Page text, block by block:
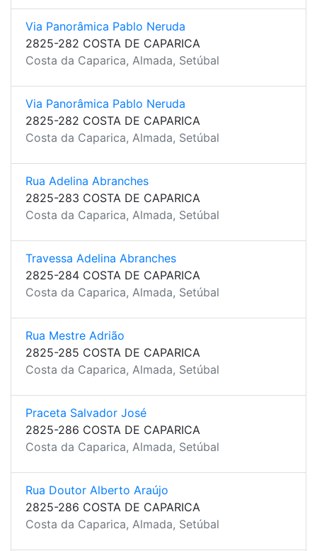
Via Panorâmica Pablo Neruda
2825-282 COSTA DE CAPARICA
Costa da Caparica, Almada, Setúbal
Via Panorâmica Pablo Neruda
2825-282 COSTA DE CAPARICA
Costa da Caparica, Almada, Setúbal
Rua Adelina Abranches
2825-283 COSTA DE CAPARICA
Costa da Caparica, Almada, Setúbal
Travessa Adelina Abranches
2825-284 COSTA DE CAPARICA
Costa da Caparica, Almada, Setúbal
Rua Mestre Adrião
2825-285 COSTA DE CAPARICA
Costa da Caparica, Almada, Setúbal
Praceta Salvador José
2825-286 COSTA DE CAPARICA
Costa da Caparica, Almada, Setúbal
Rua Doutor Alberto Araújo
2825-286 COSTA DE CAPARICA
Costa da Caparica, Almada, Setúbal